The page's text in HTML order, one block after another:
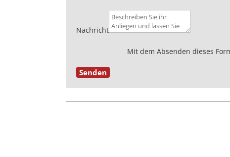
Nachricht
Mit dem Absenden dieses